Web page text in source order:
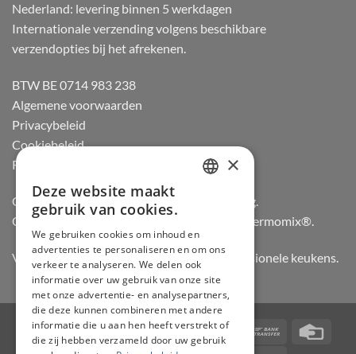
Nederland: levering binnen 5 werkdagen
Internationale verzending volgens beschikbare
verzendopties bij het afrekenen.
BTW BE 0714 983 238
Algemene voorwaarden
Privacybeleid
Cookiebeleid
Retourneren
Officiële dealer van Gozney en Big Green Egg.
Officiële advisor en verdeler van Vorwerk Thermomix®.
Vertrouwd door hobbykoks, chefs en professionele keukens.
Visa PayPal Stripe MasterCardBancontactBank
GERMAN
ENGLISH
×
Deze website maakt
gebruik van cookies.
We gebruiken cookies om inhoud en
advertenties te personaliseren en om ons
verkeer te analyseren. We delen ook
informatie over uw gebruik van onze site
met onze advertentie- en analysepartners,
die deze kunnen combineren met andere
informatie die u aan hen heeft verstrekt of
die zij hebben verzameld door uw gebruik